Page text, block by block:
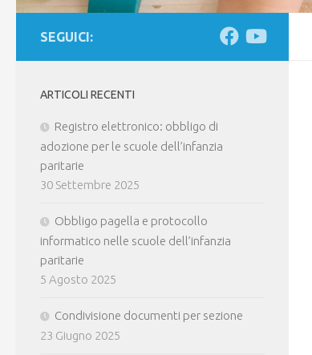
SEGUICI:
ARTICOLI RECENTI
Registro elettronico: obbligo di
adozione per le scuole dell’infanzia
paritarie
30 Settembre 2025
Obbligo pagella e protocollo
informatico nelle scuole dell’infanzia
paritarie
5 Agosto 2025
Condivisione documenti per sezione
23 Giugno 2025